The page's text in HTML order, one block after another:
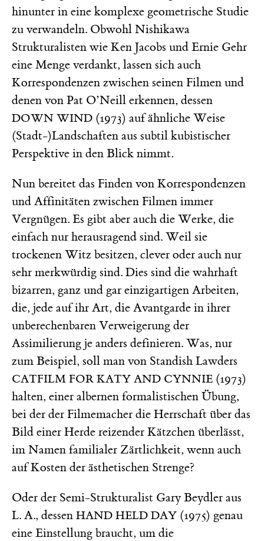
hinunter in eine komplexe geometrische Studie
zu verwandeln. Obwohl Nishikawa
Strukturalisten wie Ken Jacobs und Ernie Gehr
eine Menge verdankt, lassen sich auch
Korrespondenzen zwischen seinen Filmen und
denen von Pat O’Neill erkennen, dessen
DOWN WIND (1973) auf ähnliche Weise
(Stadt-)Landschaften aus subtil kubistischer
Perspektive in den Blick nimmt.
Nun bereitet das Finden von Korrespondenzen
und Affinitäten zwischen Filmen immer
Vergnügen. Es gibt aber auch die Werke, die
einfach nur herausragend sind. Weil sie
trockenen Witz besitzen, clever oder auch nur
sehr merkwürdig sind. Dies sind die wahrhaft
bizarren, ganz und gar einzigartigen Arbeiten,
die, jede auf ihr Art, die Avantgarde in ihrer
unberechenbaren Verweigerung der
Assimilierung je anders definieren. Was, nur
zum Beispiel, soll man von Standish Lawders
CATFILM FOR KATY AND CYNNIE (1973)
halten, einer albernen formalistischen Übung,
bei der der Filmemacher die Herrschaft über das
Bild einer Herde reizender Kätzchen überlässt,
im Namen familialer Zärtlichkeit, wenn auch
auf Kosten der ästhetischen Strenge?
Oder der Semi-Strukturalist Gary Beydler aus
L. A., dessen HAND HELD DAY (1975) genau
eine Einstellung braucht, um die